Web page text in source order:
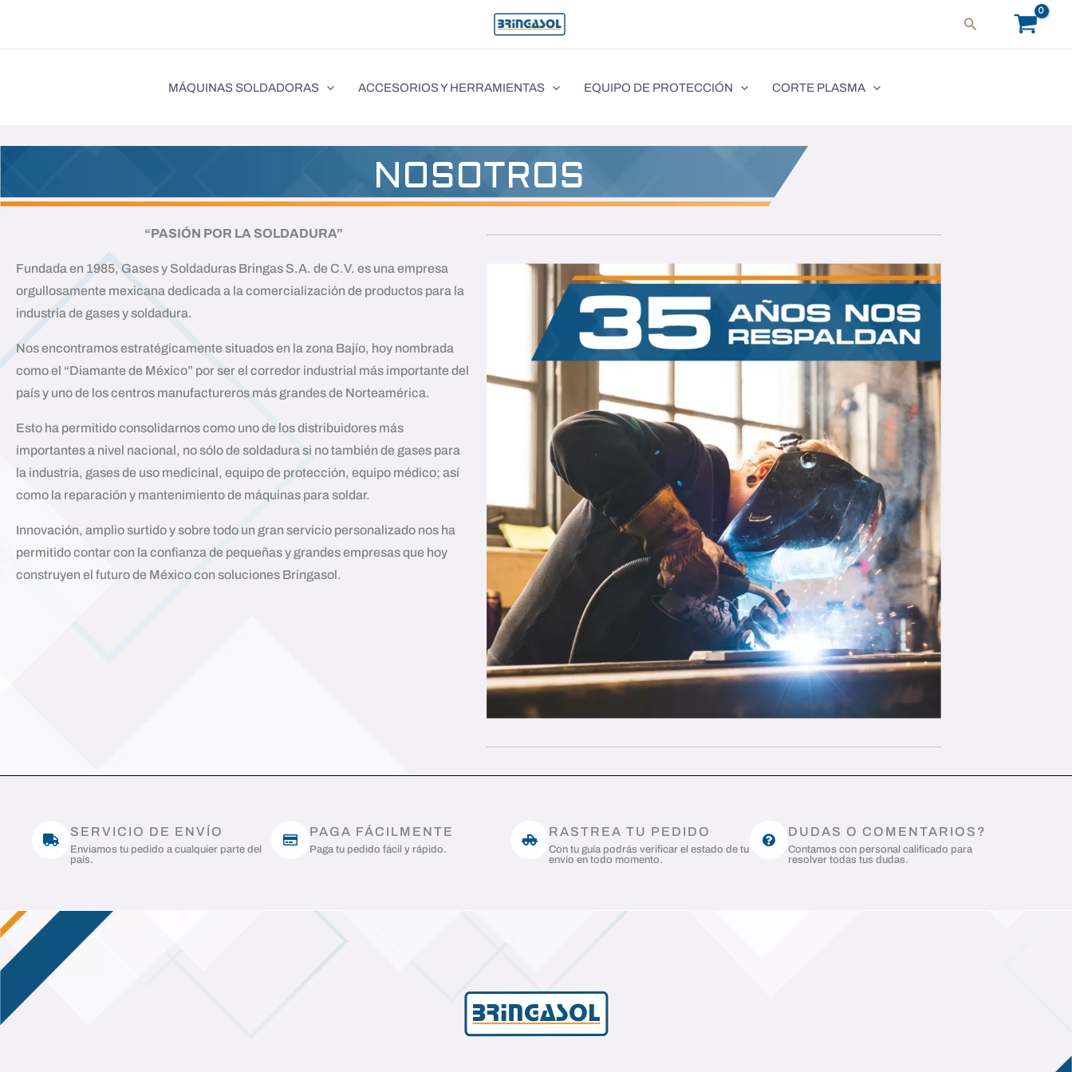
Buscar
MÁQUINAS SOLDADORAS ACCESORIOS Y HERRAMIENTAS EQUIPO DE PROTECCIÓN CORTE PLASMA
NOSOTROS
“PASIÓN POR LA SOLDADURA”
Fundada en 1985, Gases y Soldaduras Bringas S.A. de C.V. es una empresa
orgullosamente mexicana dedicada a la comercialización de productos para la
industria de gases y soldadura.
Nos encontramos estratégicamente situados en la zona Bajío, hoy nombrada
como el “Diamante de México” por ser el corredor industrial más importante del
país y uno de los centros manufactureros más grandes de Norteamérica.
Esto ha permitido consolidarnos como uno de los distribuidores más
importantes a nivel nacional, no sólo de soldadura si no también de gases para
la industria, gases de uso medicinal, equipo de protección, equipo médico; así
como la reparación y mantenimiento de máquinas para soldar.
Innovación, amplio surtido y sobre todo un gran servicio personalizado nos ha
permitido contar con la confianza de pequeñas y grandes empresas que hoy
construyen el futuro de México con soluciones Bringasol.
SERVICIO DE ENVÍO
Enviamos tu pedido a cualquier parte del
país.
PAGA FÁCILMENTE
Paga tu pedido fácil y rápido.
RASTREA TU PEDIDO
Con tu guía podrás verificar el estado de tu
envío en todo momento.
DUDAS O COMENTARIOS?
Contamos con personal calificado para
resolver todas tus dudas.